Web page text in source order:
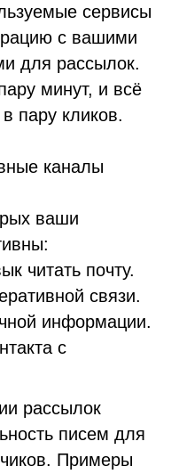
сервисы
с вашими
для рассылок.
минут, и всё
пару кликов.
каналы
ваши
читать почту.
связи.
информации.
с
рассылок
писем для
Примеры